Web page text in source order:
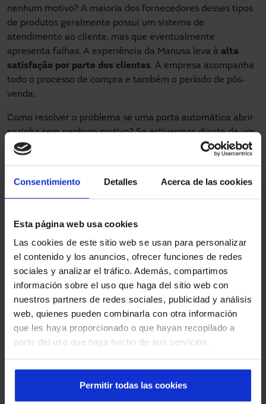
Consentimiento Detalles Acerca de las cookies
Esta página web usa cookies
Las cookies de este sitio web se usan para personalizar
el contenido y los anuncios, ofrecer funciones de redes
sociales y analizar el tráfico. Además, compartimos
información sobre el uso que haga del sitio web con
nuestros partners de redes sociales, publicidad y análisis
web, quienes pueden combinarla con otra información
que les haya proporcionado o que hayan recopilado a
partir del uso que haya hecho de sus servicios.
Permitir todas las cookies
nenhum motivo? A maioria dos fornecedores desses tipos
de produtos geralmente possui um sistema de
atendimento ao cliente, mas que eventualmente
apresenta falhas. A experiência da Manusa leva à alta
satisfação por parte dos clientes. A empresa acompanha
todo o processo de compra e também o período de pós-
venda.
Como resolver o problema se uma porta automática abrir
sozinha sem nenhum motivo? Se estivermos diante de um
edifício de escritórios, o indicado seria que a empresa
Caso da porta automática da
garagem que abre sozinha sem
motivo
Essa segunda opção de e-mail é recomendada para
clientes particulares que, por exemplo, tenham uma porta
automática em sua residência, como a da
garagem
Geralmente, trata-se de um caso bastante comum e um